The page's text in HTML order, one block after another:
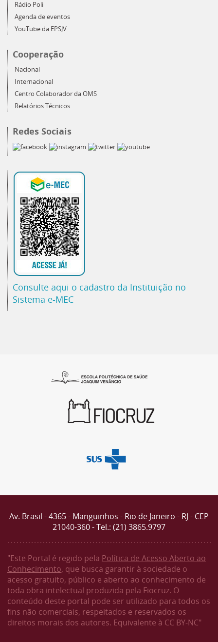
Rádio Poli
Agenda de eventos
YouTube da EPSJV
Cooperação
Nacional
Internacional
Centro Colaborador da OMS
Relatórios Técnicos
Redes Sociais
Consulte aqui o cadastro da Instituição no
Sistema e-MEC
Av. Brasil - 4365 - Manguinhos - Rio de Janeiro - RJ - CEP
21040-360 - Tel.: (21) 3865.9797
"Este Portal é regido pela Política de Acesso Aberto ao
Conhecimento, que busca garantir à sociedade o
acesso gratuito, público e aberto ao conhecimento de
toda obra intelectual produzida pela Fiocruz. O
conteúdo deste portal pode ser utilizado para todos os
fins não comerciais, respeitados e reservados os
direitos morais dos autores. Equivalente à CC BY-NC"